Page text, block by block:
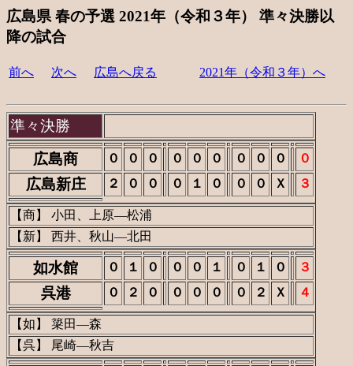
広島県 春の予選 2021年（令和３年） 準々決勝以
降の試合
前へ 次へ 広島へ戻る 2021年（令和３年）へ
準々決勝
広島商
０ ０ ０ ０ ０ ０ ０ ０ ０ ０
広島新庄 ２ ０ ０ ０ １ ０ ０ ０ Ｘ ３
【商】 小田、上原―松浦
【新】 西井、秋山―北田
如水館 ０ １ ０ ０ ０ １ ０ １ ０ ３
呉港 ０ ２ ０ ０ ０ ０ ０ ２ Ｘ ４
【如】 簗田―森
【呉】 尾崎―秋吉